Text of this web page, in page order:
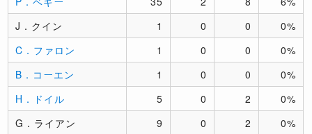
J．クイン
1 0 0
0%
C．ファロン
1 0 0
0%
B．コーエン
1 0 0
0%
H．ドイル
5 0 2
0%
G．ライアン
9 0 2
0%